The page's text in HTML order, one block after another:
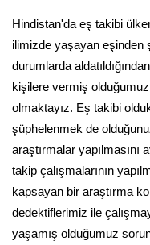
Hindistan'da eş takibi
ilimizde yaşayan eşinden
durumlarda
kişilere vermiş
olmaktayız. Eş takibi
şüphelenmek de
araştırmalar yapılmasını
takip çalışmalarının
kapsayan bir araştırma
dedektiflerimiz ile
yaşamış olduğumuz